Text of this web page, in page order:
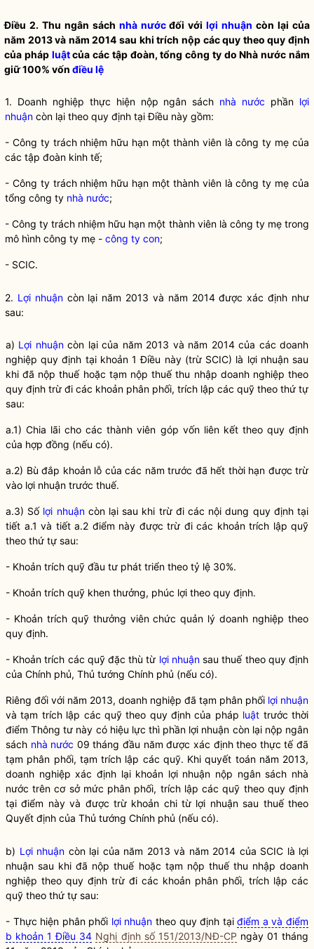
Điều 2. Thu ngân sách nhà nướcđối vớilợi nhuận còn lại của
năm 2013 và năm 2014 sau khi trích nộp các quy theo quy định
của pháp luậtcủa các tập đoàn, tổng công ty doNhà nước nắm
giữ 100% vốn điều lệ
1. Doanh nghiệp thực hiện nộp ngân sách nhà nước phần lợi
nhuận còn lại theo quy định tại Điều này gồm:
- Công ty trách nhiệm hữu hạn một thành viên là công ty mẹ của
các tập đoàn kinh tế;
- Công ty trách nhiệm hữu hạn một thành viên là công ty mẹ của
tổng công ty nhà nước;
- Công ty trách nhiệm hữu hạn một thành viên là công ty mẹ trong
mô hình công ty mẹ - công ty con;
- SCIC.
2. Lợi nhuậncòn lại năm 2013 và năm 2014 được xác định như
sau:
a) Lợi nhuậncòn lại của năm 2013 và năm 2014 của các doanh
nghiệp quy định tại khoản 1 Điều này (trừ SCIC) là lợi nhuậnsau
khi đã nộp thuế hoặc tạm nộp thuế thu nhập doanh nghiệp theo
quy định trừ đi các khoản phân phối, trích lập các quỹ theo thứ tự
sau:
a.1) Chia lãi cho các thành viên góp vốn liên kết theo quy định
của hợp đồng (nếu có).
a.2) Bù đắp khoản lỗ của các năm trước đã hết thời hạn được trừ
vào lợi nhuận trước thuế.
a.3) Số lợi nhuậncòn lại sau khi trừ đi các nội dung quy định tại
tiết a.1 và tiết a.2 điểm này được trừ đi các khoản trích lập quỹ
theo thứ tự sau:
- Khoản trích quỹ đầu tư phát triển theo tỷ lệ 30%.
- Khoản trích quỹ khen thưởng, phúc lợi theo quy định.
- Khoản trích quỹ thưởng viên chức quản lý doanh nghiệp theo
quy định.
- Khoản trích các quỹ đặc thù từ lợi nhuậnsau thuế theo quy định
của Chính phủ, Thủ tướng Chính phủ (nếu có).
Riêng đối với năm 2013, doanh nghiệp đã tạm phân phối lợi nhuận
và tạm trích lập các quỹ theo quy định của pháp luật trước thời
điểm Thông tư này có hiệu lực thì phần lợi nhuận còn lại nộp ngân
sách nhà nước 09 tháng đầu năm được xác định theo thực tế đã
tạm phân phối, tạm trích lập các quỹ. Khi quyết toán năm 2013,
doanh nghiệp xác định lại khoản lợi nhuận nộp ngân sách nhà
nước trên cơ sở mức phân phối, trích lập các quỹ theo quy định
tại điểm này và được trừ khoản chi từ lợi nhuậnsau thuế theo
Quyết định của Thủ tướng Chính phủ (nếu có).
b) Lợi nhuận còn lại của năm 2013 và năm 2014 của SCIC là lợi
nhuận sau khi đã nộp thuế hoặc tạm nộp thuế thu nhập doanh
nghiệp theo quy định trừ đi các khoản phân phối, trích lập các
quỹ theo thứ tự sau:
- Thực hiện phân phối lợi nhuận theo quy định tạiđiểm a và điểm
b khoản 1 Điều 34 Nghị định số 151/2013/NĐ-CP ngày 01 tháng